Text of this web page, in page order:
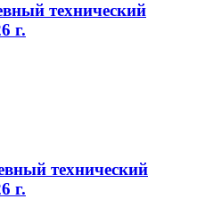
технический
г.
технический
г.